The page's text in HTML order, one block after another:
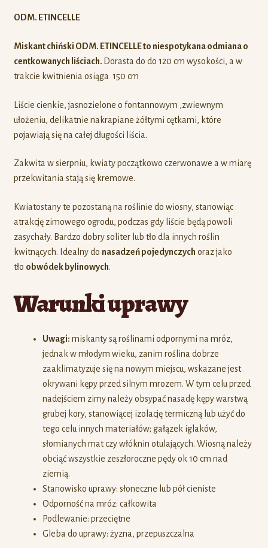
ODM. ETINCELLE
Miskant chiński ODM. ETINCELLE to niespotykana odmiana o
centkowanych liściach. Dorasta do do 120 cm wysokości, a w
trakcie kwitnienia osiąga 150 cm
Liście cienkie, jasnozielone o fontannowym ,zwiewnym
ułożeniu, delikatnie nakrapiane żółtymi cętkami, które
pojawiają się na całej długości liścia.
Zakwita w sierpniu, kwiaty początkowo czerwonawe a w miarę
przekwitania stają się kremowe.
Kwiatostany te pozostaną na roślinie do wiosny, stanowiąc
atrakcję zimowego ogrodu, podczas gdy liście będą powoli
zasychały. Bardzo dobry soliter lub tło dla innych roślin
kwitnących. Idealny do nasadzeń pojedynczych oraz jako
tło obwódek bylinowych.
Warunki uprawy
Uwagi: miskanty są roślinami odpornymi na mróz,
jednak w młodym wieku, zanim roślina dobrze
zaaklimatyzuje się na nowym miejscu, wskazane jest
okrywani kępy przed silnym mrozem. W tym celu przed
nadejściem zimy należy obsypać nasadę kępy warstwą
grubej kory, stanowiącej izolację termiczną lub użyć do
tego celu innych materiałów; gałązek iglaków,
słomianych mat czy włóknin otulających. Wiosną należy
obciąć wszystkie zeszłoroczne pędy ok 10 cm nad
ziemią.
Stanowisko uprawy: słoneczne lub pół cieniste
Odporność na mróz: całkowita
Podlewanie: przeciętne
Gleba do uprawy: żyzna, przepuszczalna